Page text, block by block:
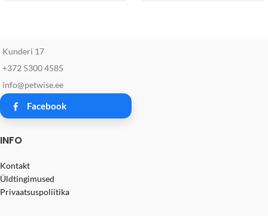
Kunderi 17
+372 5300 4585
info@petwise.ee
Facebook
INFO
Kontakt
Üldtingimused
Privaatsuspoliitika